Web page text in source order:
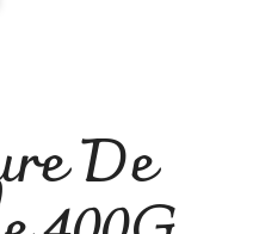
De